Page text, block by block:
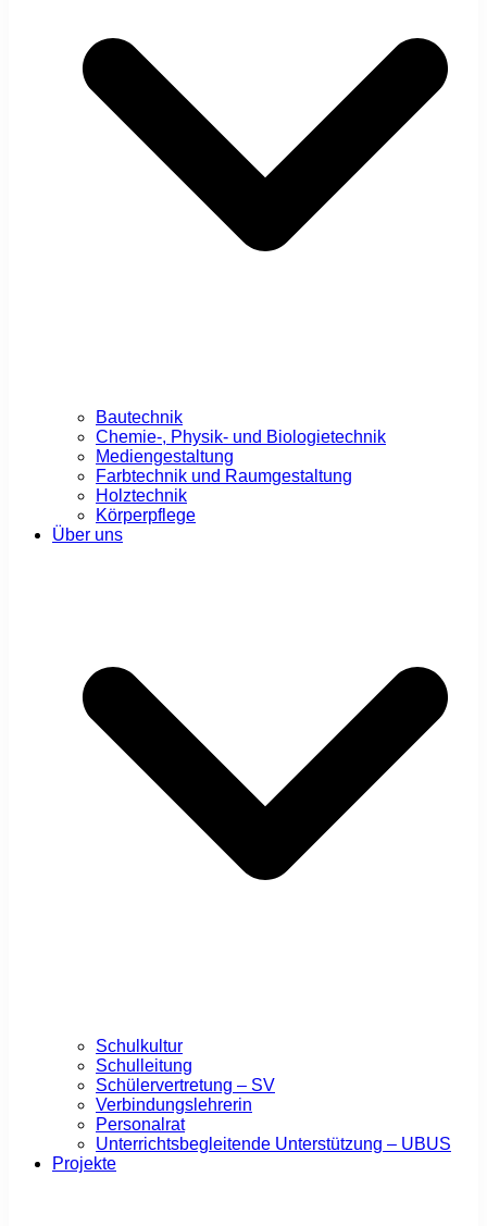
Bautechnik
Chemie-, Physik- und Biologietechnik
Mediengestaltung
Farbtechnik und Raumgestaltung
Holztechnik
Körperpflege
Über uns
Schulkultur
Schulleitung
Schülervertretung – SV
Verbindungslehrerin
Personalrat
Unterrichtsbegleitende Unterstützung – UBUS
Projekte